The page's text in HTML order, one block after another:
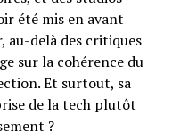
été mis en avant
au-delà des critiques
sur la cohérence du
Et surtout, sa
de la tech plutôt
?